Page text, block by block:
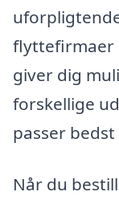
flyttefirmaer
giver dig
forskellige
passer
Når du